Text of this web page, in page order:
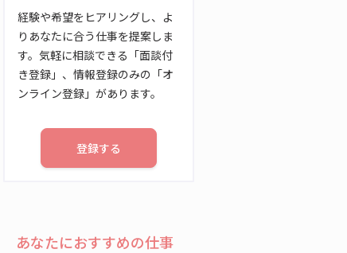
経験や希望をヒアリングし、よ
りあなたに合う仕事を提案しま
す。気軽に相談できる「面談付
き登録」、情報登録のみの「オ
ンライン登録」があります。
登録する
あなたにおすすめの仕事